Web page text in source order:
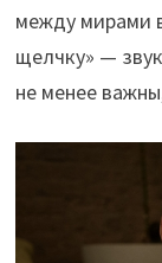
между мирами
щелчку» —
не менее